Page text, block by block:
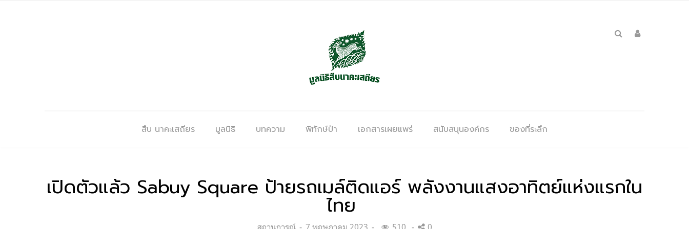
สืบ นาคะเสถียร มูลนิธิ บทความ พิทักษ์ป่า เอกสารเผยแพร่ สนับสนุนองค์กร ของที่ระลึก
เปิดตัวแล้ว Sabuy Square ป้ายรถเมล์ติดแอร์ พลังงานแสงอาทิตย์แห่งแรกใน
ไทย
Categories:
สถานการณ์ Posted
7 พฤษภาคม 2023 510 0